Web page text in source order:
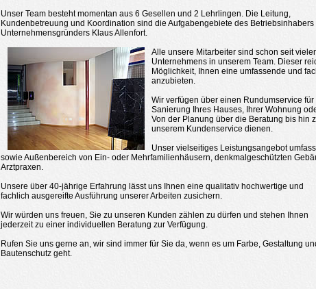
Unser Team besteht momentan aus 6 Gesellen und 2 Lehrlingen. Die Leitung,
Kundenbetreuung und Koordination sind die Aufgabengebiete des
Unternehmensgründers Klaus Allenfort.
Alle unsere Mitarbeiter sind schon seit
Unternehmens in unserem Team. Dieser
Möglichkeit, Ihnen eine umfassende und
anzubieten.
Wir verfügen über einen Rundumservice
Sanierung Ihres Hauses, Ihrer Wohnung
Von der Planung über die Beratung bis hin
unserem Kundenservice dienen.
Unser vielseitiges Leistungsangebot
sowie Außenbereich von Ein- oder Mehrfamilienhäusern, denkmalgeschützten
Arztpraxen.
Unsere über 40-jährige Erfahrung lässt uns Ihnen eine qualitativ hochwertige und
fachlich ausgereifte Ausführung unserer Arbeiten zusichern.
Wir würden uns freuen, Sie zu unseren Kunden zählen zu dürfen und stehen Ihnen
jederzeit zu einer individuellen Beratung zur Verfügung.
Rufen Sie uns gerne an, wir sind immer für Sie da, wenn es um Farbe, Gestaltung
Bautenschutz geht.